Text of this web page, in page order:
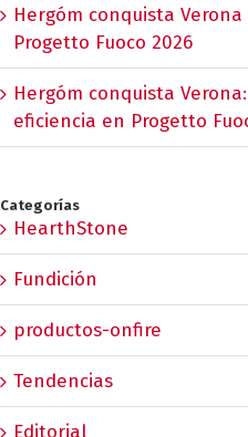
Hergóm conquista
Progetto Fuoco 2026
Hergóm conquista
eficiencia en Progetto
Categorías
HearthStone
Fundición
productos-onfire
Tendencias
Editorial